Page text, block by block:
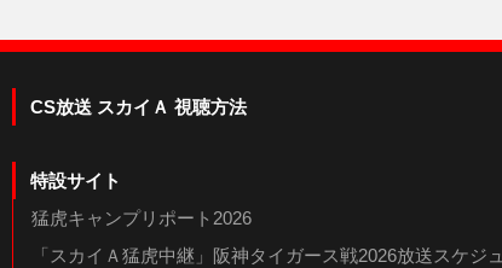
CS放送 スカイＡ 視聴方法
特設サイト
猛虎キャンプリポート2026
「スカイＡ猛虎中継」阪神タイガース戦2026放送スケジュ